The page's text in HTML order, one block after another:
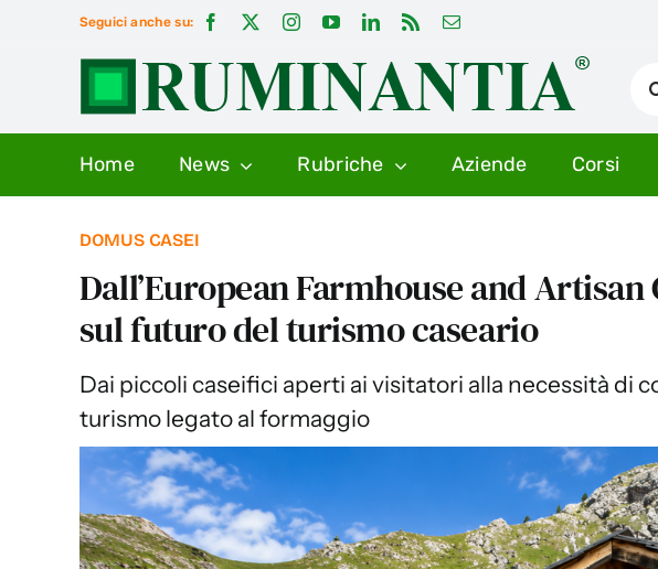
contenuto
Seguici anche su:
Home News Rubriche Aziende Corsi
DOMUS CASEI
Dall’European Farmhouse and
sul futuro del turismo caseario
Dai piccoli caseifici aperti ai visitatori alla necessità di
turismo legato al formaggio